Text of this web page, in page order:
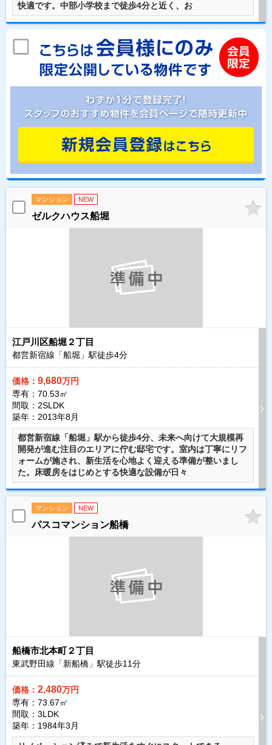
快適です。中部小学校まで徒歩4分と近く、お
マンション NEW
ゼルクハウス船堀
江戸川区船堀２丁目
都営新宿線「船堀」駅徒歩4分
価格： 9,680万円
専有：70.53㎡
間取：2SLDK
築年：2013年8月
都営新宿線「船堀」駅から徒歩4分、未来へ向けて大規模再
開発が進む注目のエリアに佇む邸宅です。室内は丁寧にリフ
ォームが施され、新生活を心地よく迎える準備が整いまし
た。床暖房をはじめとする快適な設備が日々
マンション NEW
パスコマンション船橋
船橋市北本町２丁目
東武野田線「新船橋」駅徒歩11分
価格： 2,480万円
専有：73.67㎡
間取：3LDK
築年：1984年3月